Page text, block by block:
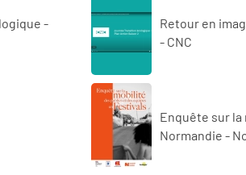
-
Retour en
- CNC
Enquête sur